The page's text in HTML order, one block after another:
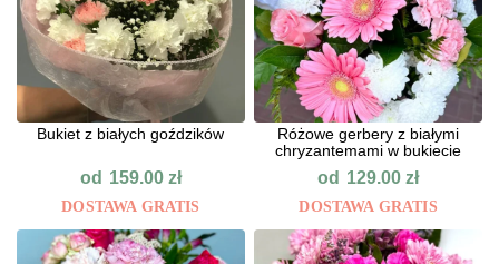
Bukiet z białych goździków
od 159.00 zł
DOSTAWA GRATIS
Różowe gerbery z białymi
chryzantemami w bukiecie
od 129.00zł
DOSTAWA GRATIS